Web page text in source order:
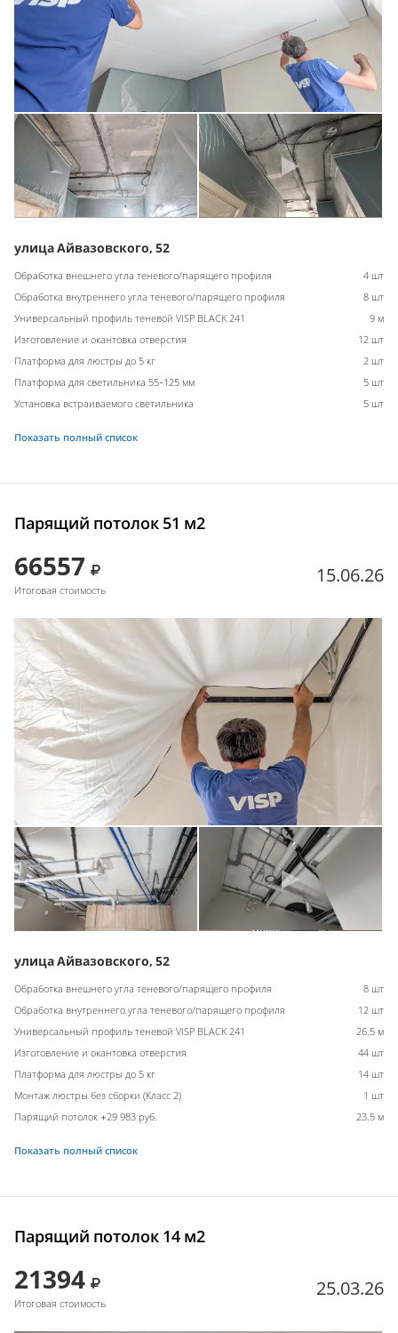
улица Айвазовского, 52
Обработка внешнего угла теневого/парящего профиля
4 шт
Обработка внутреннего угла теневого/парящего профиля
8 шт
Универсальный профиль теневой VISP BLACK 241
9 м
Изготовление и окантовка отверстия
12 шт
Платформа для люстры до 5 кг
2 шт
Платформа для светильника 55-125 мм
5 шт
Установка встраиваемого светильника
5 шт
Показать полный список
Парящий потолок 51 м2
66557
Итоговая стоимость
15.06.26
улица Айвазовского, 52
Обработка внешнего угла теневого/парящего профиля
8 шт
Обработка внутреннего угла теневого/парящего профиля
12 шт
Универсальный профиль теневой VISP BLACK 241
26.5 м
Изготовление и окантовка отверстия
44 шт
Платформа для люстры до 5 кг
14 шт
Монтаж люстры без сборки (Класс 2)
1 шт
Парящий потолок +29 983 руб.
23.5 м
Показать полный список
Парящий потолок 14 м2
21394
Итоговая стоимость
25.03.26